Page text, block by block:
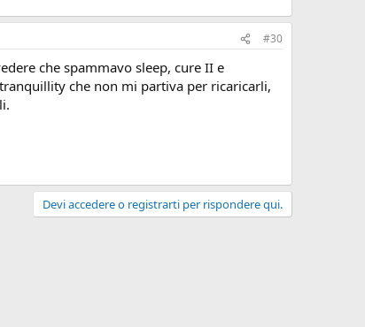
#30
che spammavo sleep, cure II e
che non mi partiva per ricaricarli,
Devi accedere o registrarti per rispondere qui.